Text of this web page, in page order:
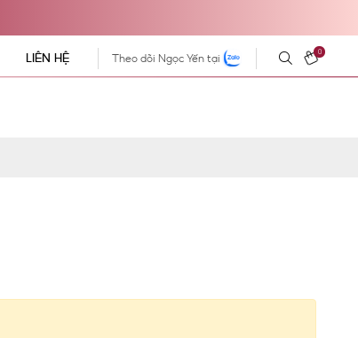
LIÊN HỆ Theo dõi Ngọc Yến tại
0